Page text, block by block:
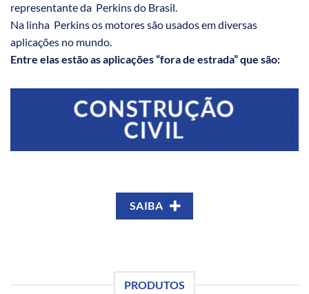
representante da Perkins do Brasil.
Na linha Perkins os motores são usados em diversas
aplicações no mundo.
Entre elas estão as aplicações “fora de estrada” que são:
CONSTRUÇÃO
CIVIL
SAIBA
PRODUTOS